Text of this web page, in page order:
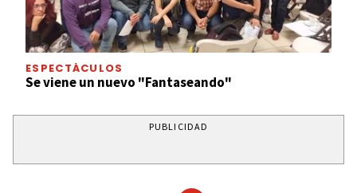
ESPECTÁCULOS
Se viene un nuevo "Fantaseando"
PUBLICIDAD